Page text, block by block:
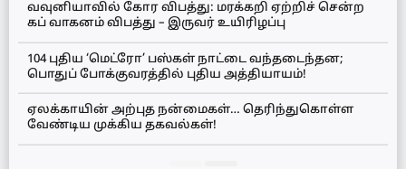
வவுனியாவில் கோர விபத்து: மரக்கறி ஏற்றிச் சென்ற
கப் வாகனம் விபத்து – இருவர் உயிரிழப்பு
104 புதிய ‘மெட்ரோ’ பஸ்கள் நாட்டை வந்தடைந்தன;
பொதுப் போக்குவரத்தில் புதிய அத்தியாயம்!
ஏலக்காயின் அற்புத நன்மைகள்… தெரிந்துகொள்ள
வேண்டிய முக்கிய தகவல்கள்!